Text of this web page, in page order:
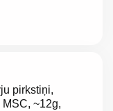
pirkstiņi,
~12g,